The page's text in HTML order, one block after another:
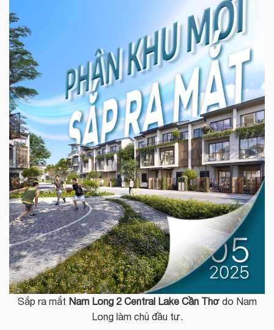
Sắp ra mắt Nam Long 2 Central Lake Cần Thơdo Nam
Long làm chủ đầu tư.